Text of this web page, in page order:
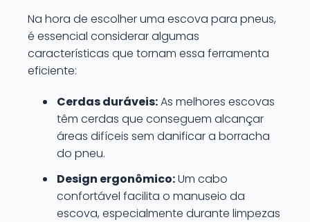
Na hora de escolher uma escova para pneus,
é essencial considerar algumas
características que tornam essa ferramenta
eficiente:
Cerdas duráveis:As melhores escovas
têm cerdas que conseguem alcançar
áreas difíceis sem danificar a borracha
do pneu.
Design ergonômico:Um cabo
confortável facilita o manuseio da
escova, especialmente durante limpezas